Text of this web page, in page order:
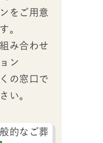
をご用意
。
み合わせ
ン
の窓口で
い。
的なご葬